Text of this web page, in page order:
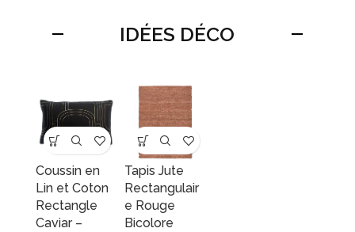
IDÉES DÉCO
Coussin en
Lin et Coton
Rectangle
Caviar –
Tapis Jute
Rectangulair
e Rouge
Bicolore